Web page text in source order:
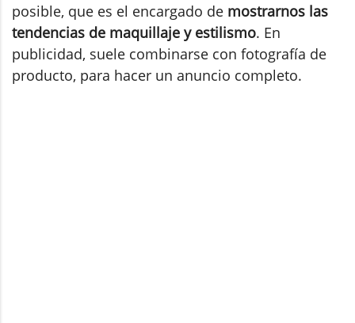
posible, que es el encargado de mostrarnos las
tendencias de maquillaje y estilismo. En
publicidad, suele combinarse con fotografía de
producto, para hacer un anuncio completo.